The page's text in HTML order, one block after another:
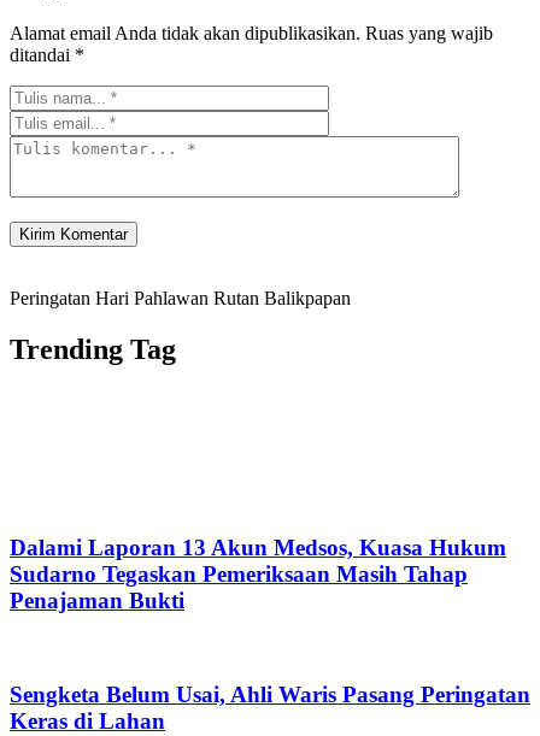
Alamat email Anda tidak akan dipublikasikan. Ruas yang wajib
ditandai *
Peringatan Hari Pahlawan Rutan Balikpapan
Trending Tag
Dalami Laporan 13 Akun Medsos, Kuasa Hukum
Sudarno Tegaskan Pemeriksaan Masih Tahap
Penajaman Bukti
Sengketa Belum Usai, Ahli Waris Pasang Peringatan
Keras di Lahan